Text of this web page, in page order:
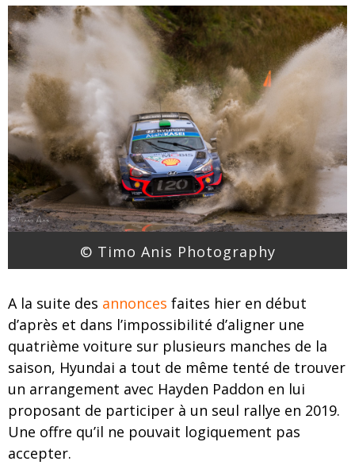
© Timo Anis Photography
A la suite des annonces faites hier en début
d’après et dans l’impossibilité d’aligner une
quatrième voiture sur plusieurs manches de la
saison, Hyundai a tout de même tenté de trouver
un arrangement avec Hayden Paddon en lui
proposant de participer à un seul rallye en 2019.
Une offre qu’il ne pouvait logiquement pas
accepter.